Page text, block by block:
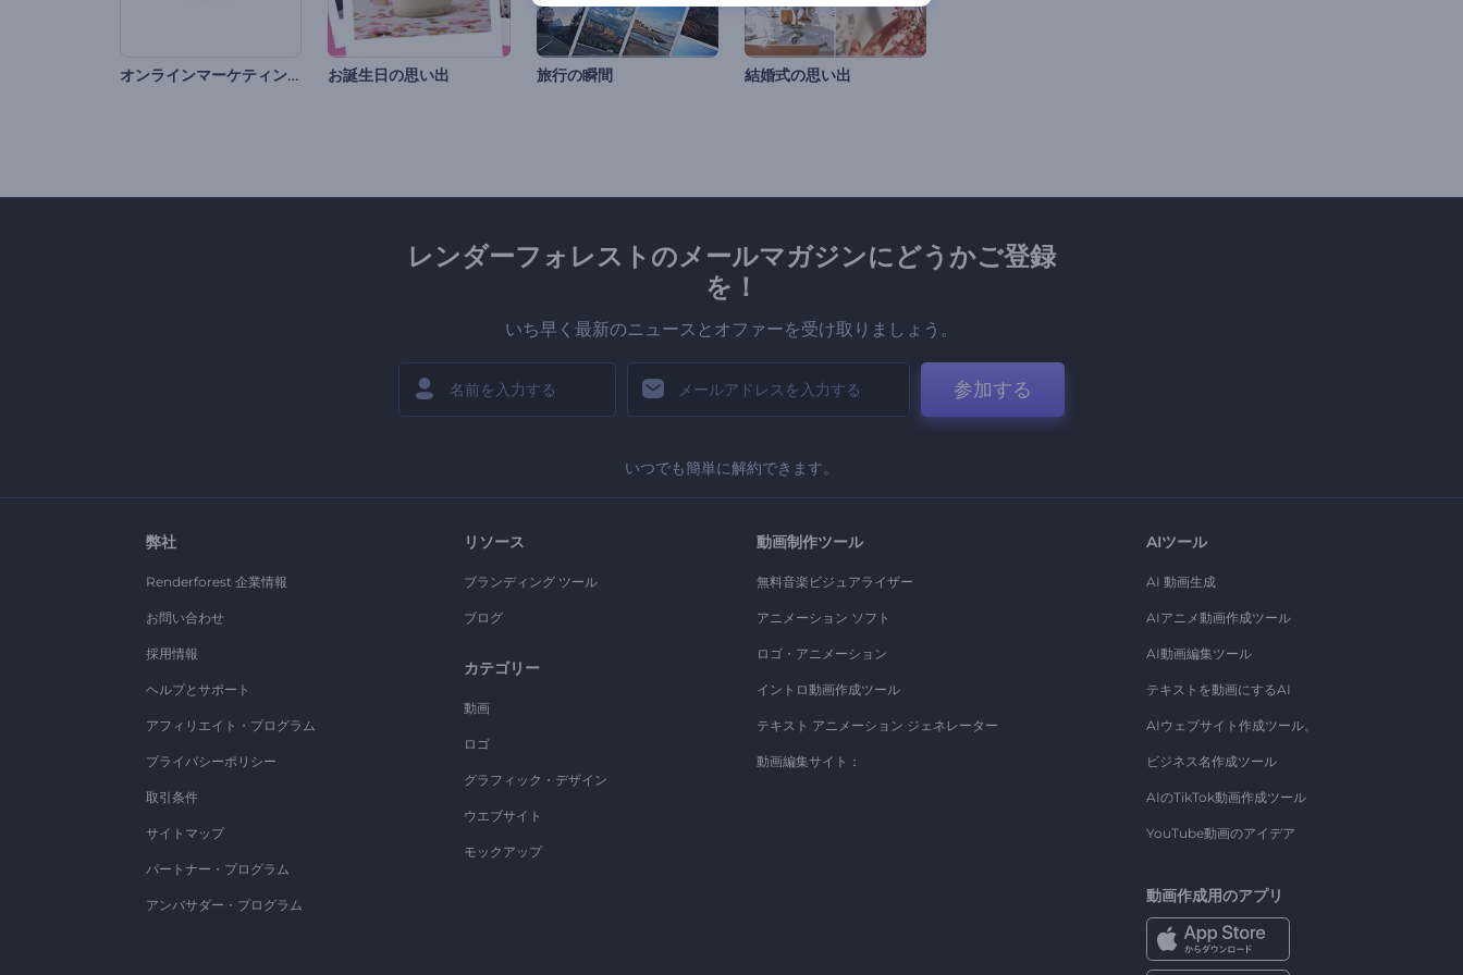
オンラインマーケティングやSEOプロモーション お誕生日の思い出 旅行の瞬間 結婚式の思い出
レンダーフォレストのメールマガジンにどうかご登録
を！
いち早く最新のニュースとオファーを受け取りましょう。
参加する
いつでも簡単に解約できます。
弊社
Renderforest 企業情報
お問い合わせ
採用情報
ヘルプとサポート
アフィリエイト・プログラム
プライバシーポリシー
取引条件
サイトマップ
パートナー・プログラム
アンバサダー・プログラム
リソース
ブランディング ツール
ブログ
カテゴリー
動画
ロゴ
グラフィック・デザイン
ウエブサイト
モックアップ
動画制作ツール
無料音楽ビジュアライザー
アニメーション ソフト
ロゴ・アニメーション
イントロ動画作成ツール
テキスト アニメーション ジェネレーター
動画編集サイト：
AIツール
AI 動画生成
AIアニメ動画作成ツール
AI動画編集ツール
テキストを動画にするAI
AIウェブサイト作成ツール。
ビジネス名作成ツール
AIのTikTok動画作成ツール
YouTube動画のアイデア
動画作成用のアプリ